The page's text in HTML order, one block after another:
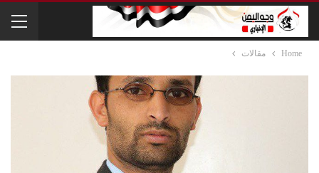
Home مقالات